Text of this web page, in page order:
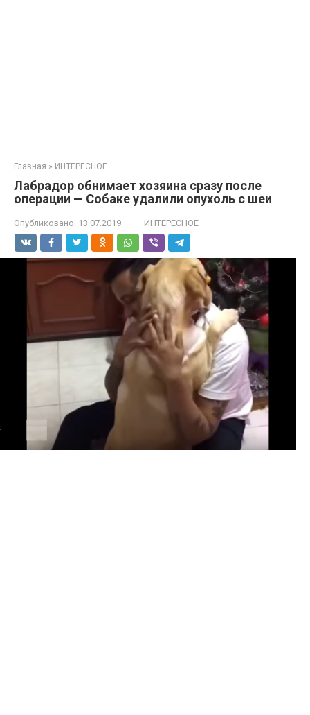
Главная » ИНТЕРЕСНОЕ
Лабрадор обнимает хозяина сразу после
операции — Собаке удалили опухоль с шеи
Опубликовано: 13.07.2019 ИНТЕРЕСНОЕ